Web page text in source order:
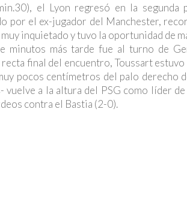
el Lyon regresó en la segunda
por el ex-jugador del Manchester,
inquietado y tuvo la oportunidad de
minutos más tarde fue al turno de
final del encuentro, Toussart
pocos centímetros del palo derecho
a la altura del PSG como líder de
contra el Bastia (2-0).